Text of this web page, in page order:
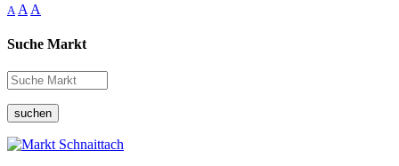
A A A
Suche Markt
suchen